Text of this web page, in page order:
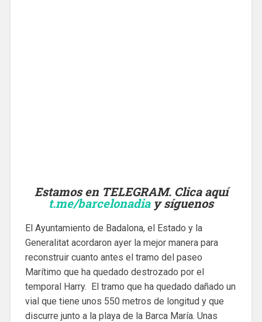
Estamos en TELEGRAM. Clica aquí
t.me/barcelonadia y síguenos
El Ayuntamiento de Badalona, ​​el Estado y la
Generalitat acordaron ayer la mejor manera para
reconstruir cuanto antes el tramo del paseo
Marítimo que ha quedado destrozado por el
temporal Harry. El tramo que ha quedado dañado un
vial que tiene unos 550 metros de longitud y que
discurre junto a la playa de la Barca María. Unas